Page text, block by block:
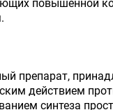
повышенной
препарат,
действием
синтеза